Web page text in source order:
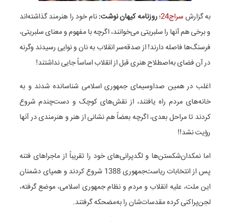
به گزارشسراج24 ؛روزنامه کیهان نوشت:نام خود را هنرمند گذاشته‌اند
و برخی هم آنها را سلبریتی می‌خوانند، اگرچه با مفهوم و معنای سلبریتی،
فرسنگ‌ها فاصله دارند! از صدقه‌سر انقلاب به نان و نوایی رسیدند وگرنه
در آن فضای به‌اصطلاح هنری قبل از انقلاب اساساً جایی نداشتند!
اغلب در همین صداوسیمای جمهوری اسلامی شناسانده شدند و به
خانه‌های مردم راه یافتند، از نقش‌های کوچک و دست‌چندم شروع
کردند تا مراحل بعدی، اگرچه بعضاً هم نشانی از هنر و هنرمندی در آنها
رؤیت نشد!!
اما نمکدان‌شکستن‌ها و لگدپرانی‌های خود را تقریباً از ماجراهای فتنه
پس از انتخابات ریاست‌جمهوری 1388 شروع کردند و همپای دشمنان
این ملت، علیه انقلاب و مردم و نظام جمهوری اسلامی، موضع گرفته،
لجن‌پراکنی کرده مقدسات‌شان را به‌مضحکه گرفتند.